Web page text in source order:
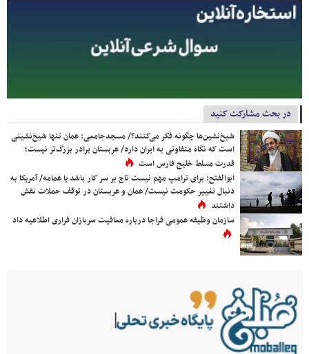
در بحث مشارکت کنید
شیخ‌نشین‌ها چگونه فکر می‌کنند؟/ مسجدجامعی: عمان تنها شیخ‌نشینی
است که نگاه متفاوتی به ایران دارد/ عربستان برادر بزرگ‌تر نیست؛
قدرت مسلط خلیج فارس است
ابوالفتح: برای ترامپ مهم نیست تاج بر سر کار باشد یا عمامه/ آمریکا به
دنبال تغییر حکومت نیست/ عمان و عربستان در توقف حملات نقش
داشتند
سازمان وظیفه عمومی فراجا درباره معافیت سربازان فراری اطلاعیه داد